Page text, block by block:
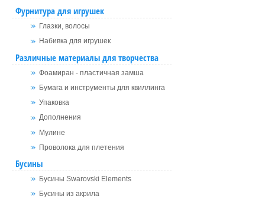
Фурнитура для игрушек
Глазки, волосы
Набивка для игрушек
Различные материалы для творчества
Фоамиран - пластичная замша
Бумага и инструменты для квиллинга
Упаковка
Дополнения
Мулине
Проволока для плетения
Бусины
Бусины Swarovski Elements
Бусины из акрила